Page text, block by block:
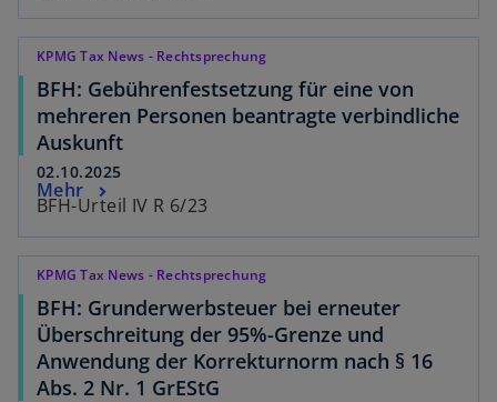
KPMG Tax News - Rechtsprechung
BFH: Gebührenfestsetzung für eine von
mehreren Personen beantragte verbindliche
Auskunft
02.10.2025
BFH-Urteil IV R 6/23
Mehr
KPMG Tax News - Rechtsprechung
BFH: Grunderwerbsteuer bei erneuter
Überschreitung der 95%-Grenze und
Anwendung der Korrekturnorm nach § 16
Abs. 2 Nr. 1 GrEStG